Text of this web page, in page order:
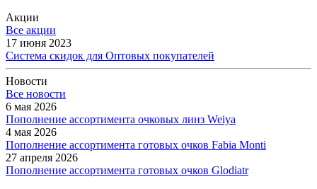
Акции
Все акции
17 июня 2023
Система скидок для Оптовых покупателей
Новости
Все новости
6 мая 2026
Пополнение ассортимента очковых линз Weiya
4 мая 2026
Пополнение ассортимента готовых очков Fabia Monti
27 апреля 2026
Пополнение ассортимента готовых очков Glodiatr